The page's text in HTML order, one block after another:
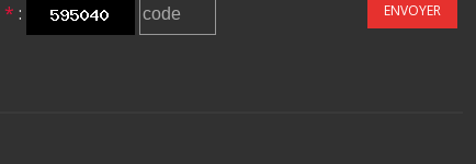
* : ENVOYER